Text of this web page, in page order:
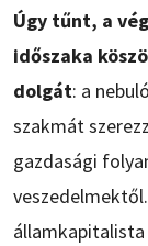
Úgy tűnt, a
időszaka
dolgát: a
szakmát
gazdasági